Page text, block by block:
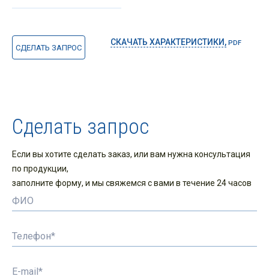
СДЕЛАТЬ ЗАПРОС
СКАЧАТЬ ХАРАКТЕРИСТИКИ, PDF
Сделать запрос
Если вы хотите сделать заказ, или вам нужна консультация
по продукции,
заполните форму, и мы свяжемся с вами в течение 24 часов